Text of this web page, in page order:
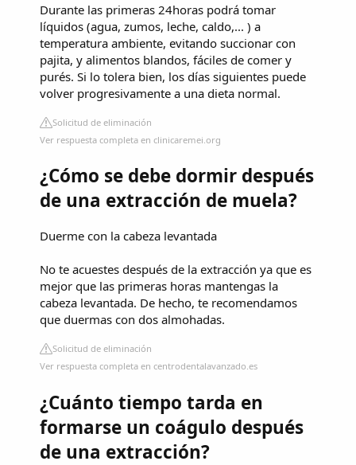
Durante las primeras 24horas podrá tomar
líquidos (agua, zumos, leche, caldo,... ) a
temperatura ambiente, evitando succionar con
pajita, y alimentos blandos, fáciles de comer y
purés. Si lo tolera bien, los días siguientes puede
volver progresivamente a una dieta normal.
Solicitud de eliminación
Ver respuesta completa en clinicaremei.org
¿Cómo se debe dormir después
de una extracción de muela?
Duerme con la cabeza levantada
No te acuestes después de la extracción ya que es
mejor que las primeras horas mantengas la
cabeza levantada. De hecho, te recomendamos
que duermas con dos almohadas.
Solicitud de eliminación
Ver respuesta completa en centrodentalavanzado.es
¿Cuánto tiempo tarda en
formarse un coágulo después
de una extracción?